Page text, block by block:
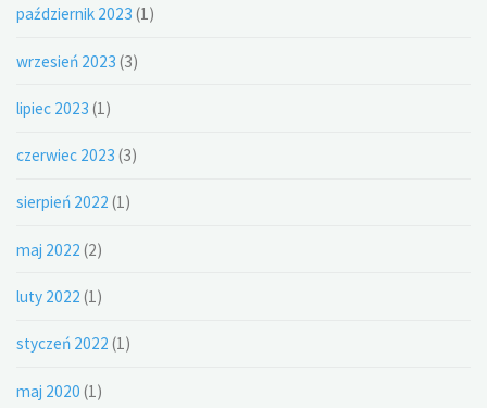
październik 2023 (1)
wrzesień 2023 (3)
lipiec 2023 (1)
czerwiec 2023 (3)
sierpień 2022 (1)
maj 2022 (2)
luty 2022 (1)
styczeń 2022 (1)
maj 2020 (1)